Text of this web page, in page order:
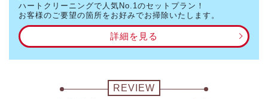
ハートクリーニングで人気No.1のセットプラン！
お客様のご要望の箇所をお好みでお掃除いたします。
詳細を見る
REVIEW